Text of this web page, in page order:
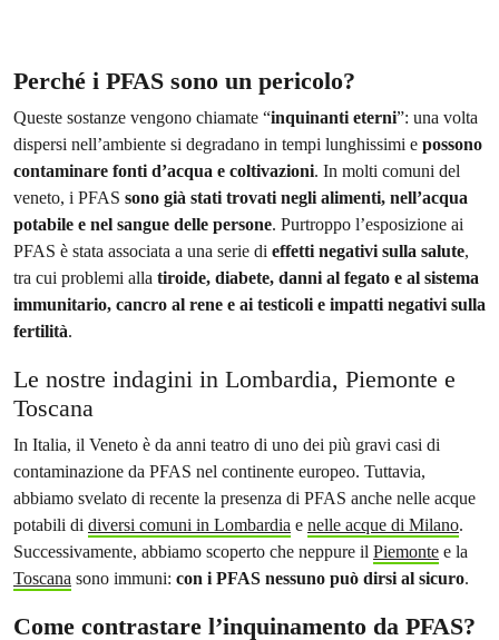
Perché i PFAS sono un pericolo?
Queste sostanze vengono chiamate “inquinanti eterni”: una volta
dispersi nell’ambiente si degradano in tempi lunghissimi e possono
contaminare fonti d’acqua e coltivazioni. In molti comuni del
veneto, i PFAS sono già stati trovati negli alimenti, nell’acqua
potabile e nel sangue delle persone. Purtroppo l’esposizione ai
PFAS è stata associata a una serie di effetti negativi sulla salute,
tra cui problemi alla tiroide, diabete, danni al fegato e al sistema
immunitario, cancro al rene e ai testicoli e impatti negativi sulla
fertilità.
Le nostre indagini in Lombardia, Piemonte e
Toscana
In Italia, il Veneto è da anni teatro di uno dei più gravi casi di
contaminazione da PFAS nel continente europeo. Tuttavia,
abbiamo svelato di recente la presenza di PFAS anche nelle acque
potabili di diversi comuni in Lombardia e nelle acque di Milano.
Successivamente, abbiamo scoperto che neppure il Piemonte e la
Toscana sono immuni: con i PFAS nessuno può dirsi al sicuro.
Come contrastare l’inquinamento da PFAS?